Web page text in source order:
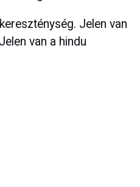
Jelen van
van a hindu